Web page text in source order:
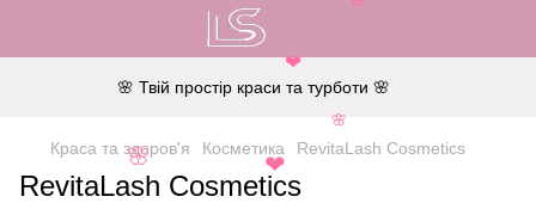
🌸 Твій простір краси та турботи 🌸
Краса та здоров'я Косметика RevitaLash Cosmetics
RevitaLash Cosmetics
🌸
🌸
❤
❤